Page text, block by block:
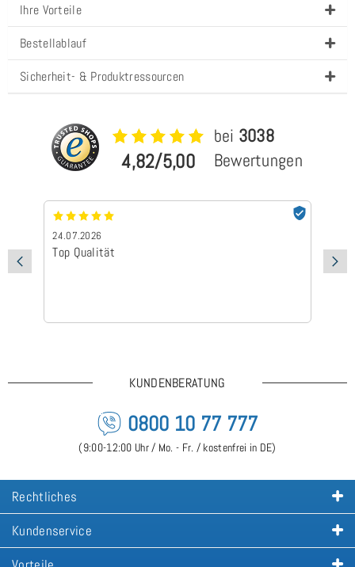
Ihre Vorteile
Bestellablauf
Sicherheit- & Produktressourcen
4,82/5,00
bei 3038
Bewertungen
24.07.2026
Top Qualität
KUNDENBERATUNG
0800 10 77 777
(9:00-12:00 Uhr / Mo. - Fr. / kostenfrei in DE)
Rechtliches
Kundenservice